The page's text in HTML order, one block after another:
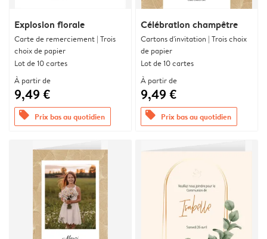
Explosion florale
Carte de remerciement | Trois
choix de papier
Lot de 10 cartes
À partir de
9,49 €
offers Prix bas au quotidien
Célébration champêtre
Cartons d'invitation | Trois choix
de papier
Lot de 10 cartes
À partir de
9,49 €
offers Prix bas au quotidien